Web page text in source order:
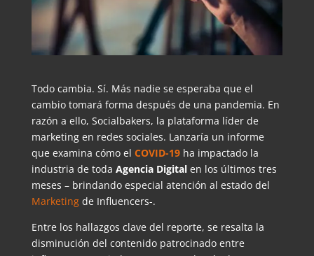
Todo cambia. Sí. Más nadie se esperaba que el
cambio tomará forma después de una pandemia. En
razón a ello, Socialbakers, la plataforma líder de
marketing en redes sociales. Lanzaría un informe
que examina cómo el COVID-19ha impactado la
industria de toda Agencia Digital en los últimos tres
meses – brindando especial atención al estado del
Marketingde Influencers-.
Entre los hallazgos clave del reporte, se resalta la
disminución del contenido patrocinado entre